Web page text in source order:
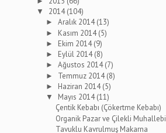
▼ 2014(104)
►Aralık 2014(13)
► Kasım 2014(5)
► Ekim 2014(9)
► Eylül 2014(8)
►Ağustos 2014(7)
► Temmuz 2014(8)
► Haziran 2014(5)
▼ Mayıs 2014(11)
Çentik Kebabı (Çökertme Kebabı)
Organik Pazar ve Çilekli Muhallebi
Tavuklu Kavrulmuş Makarna